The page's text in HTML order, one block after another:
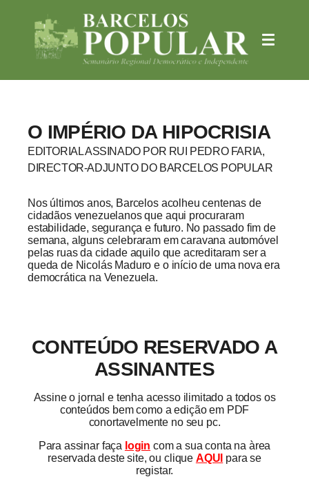
O IMPÉRIO DA HIPOCRISIA
EDITORIAL ASSINADO POR RUI PEDRO FARIA,
DIRECTOR-ADJUNTO DO BARCELOS POPULAR
Nos últimos anos, Barcelos acolheu centenas de
cidadãos venezuelanos que aqui procuraram
estabilidade, segurança e futuro. No passado fim de
semana, alguns celebraram em caravana automóvel
pelas ruas da cidade aquilo que acreditaram ser a
queda de Nicolás Maduro e o início de uma nova era
democrática na Venezuela.
CONTEÚDO RESERVADO A
ASSINANTES
Assine o jornal e tenha acesso ilimitado a todos os
conteúdos bem como a edição em PDF
conortavelmente no seu pc.
Para assinar faça login com a sua conta na àrea
reservada deste site, ou clique AQUI para se
registar.